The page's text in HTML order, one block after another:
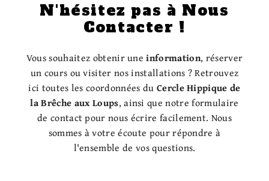
N'hésitez pas à Nous
Contacter !
Vous souhaitez obtenir uneinformation, réserver
un cours ou visiter nos installations ? Retrouvez
ici toutes les coordonnées du Cercle Hippique de
la Brêche aux Loups, ainsi que notre formulaire
de contact pour nous écrire facilement. Nous
sommes à votre écoute pour répondre à
l'ensemble de vos questions.